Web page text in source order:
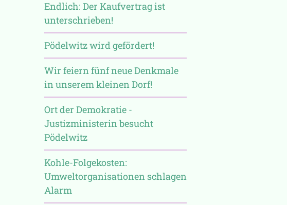
Endlich: Der Kaufvertrag ist
unterschrieben!
Pödelwitz wird gefördert!
Wir feiern fünf neue Denkmale
in unserem kleinen Dorf!
Ort der Demokratie -
Justizministerin besucht
Pödelwitz
Kohle-Folgekosten:
Umweltorganisationen schlagen
Alarm